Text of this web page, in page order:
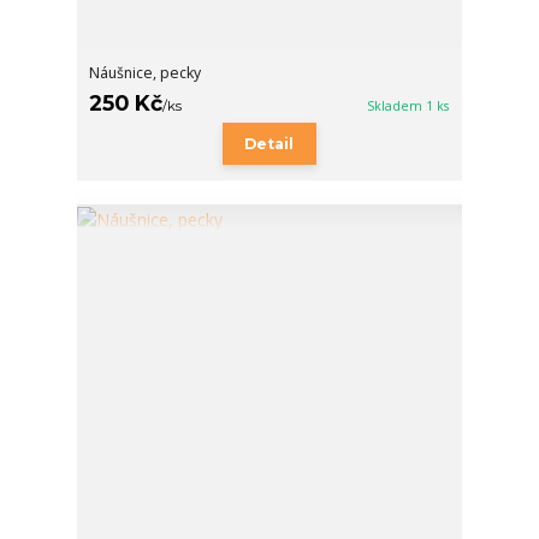
Náušnice, pecky
250 Kč/ks Skladem 1 ks
Detail